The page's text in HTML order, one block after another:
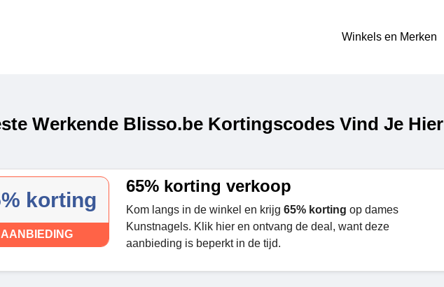
Winkels en Merken
Werkende Blisso.be Kortingscodes Vind Je Hier
korting
AANBIEDING
65% korting verkoop
Kom langs in de winkel en krijg 65% korting op dames
Kunstnagels. Klik hier en ontvang de deal, want deze
aanbieding is beperkt in de tijd.